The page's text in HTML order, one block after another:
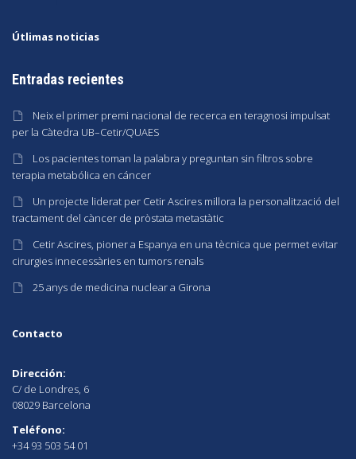
Útlimas noticias
Entradas recientes
Neix el primer premi nacional de recerca en teragnosi impulsat
per la Càtedra UB–Cetir/QUAES
Los pacientes toman la palabra y preguntan sin filtros sobre
terapia metabólica en cáncer
Un projecte liderat per Cetir Ascires millora la personalització del
tractament del càncer de pròstata metastàtic
Cetir Ascires, pioner a Espanya en una tècnica que permet evitar
cirurgies innecessàries en tumors renals
25 anys de medicina nuclear a Girona
Contacto
Dirección:
C/ de Londres, 6
08029 Barcelona
Teléfono:
+34 93 503 54 01